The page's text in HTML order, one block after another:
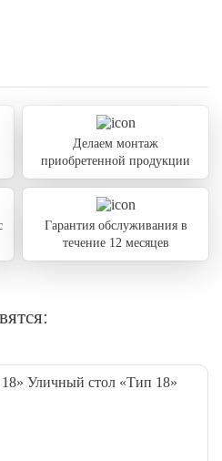
Делаем монтаж
приобретенной продукции
Гарантия обслуживания в
течение 12 месяцев
Уличный стол «Тип 18»